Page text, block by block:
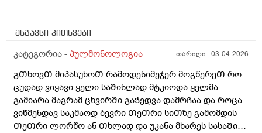
მსგავსი კითხვები
კატეგორია - პულმონოლოგია თარიღი :03-04-2026
გᲗხოვᲗ მიპასუხოᲗ რამოდენიმეჯერ მოგწერეᲗ რო
ცუდად ვიყავი ყელი საᲨინლად მტკიოდა ყელმა
გამიარა მაგრამ ცხვირᲨი გაᲭედვა დამრᲩაა და როცა
ვიწმენდავ საკმაოდ ბევრი ᲗეᲗრი სიᲗზე გამომდის
ᲗეᲗრი ლორწო ან Თხლად და უკანა მხარეს სასაᲨი